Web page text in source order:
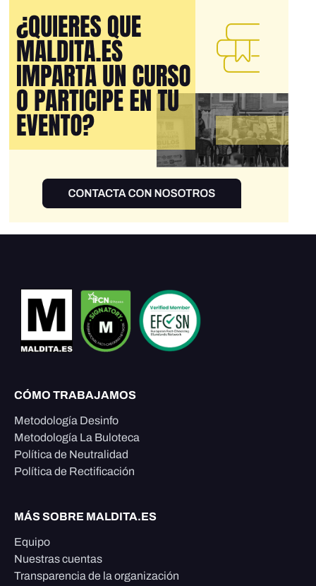
CÓMO TRABAJAMOS
Metodología Desinfo
Metodología La Buloteca
Política de Neutralidad
Política de Rectificación
MÁS SOBRE MALDITA.ES
Equipo
Nuestras cuentas
Transparencia de la organización